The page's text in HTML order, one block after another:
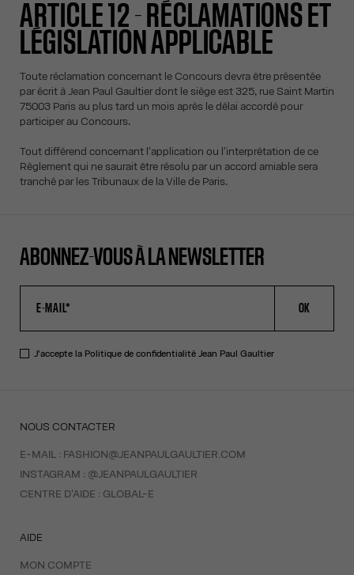
ARTICLE 12 - RÉCLAMATIONS ET
LÉGISLATION APPLICABLE
Toute réclamation concernant le Concours devra être présentée
par écrit à Jean Paul Gaultier dont le siège est 325, rue Saint Martin
75003 Paris au plus tard un mois après le délai accordé pour
participer au Concours.
Tout différend concernant l'application ou l'interprétation de ce
Règlement qui ne saurait être résolu par un accord amiable sera
tranché par les Tribunaux de la Ville de Paris.
ABONNEZ-VOUS À LA NEWSLETTER
OK
J'accepte la Politique de confidentialitéJean Paul Gaultier
NOUS CONTACTER
E-MAIL : FASHION@JEANPAULGAULTIER.COM
INSTAGRAM : @JEANPAULGAULTIER
CENTRE D'AIDE : GLOBAL-E
AIDE
MON COMPTE